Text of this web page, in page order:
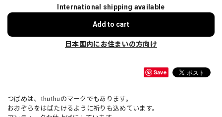
International shipping available
Add to cart
日本国内にお住まいの方向け
Save
つばめは、thuthuのマークでもあります。
おおぞらをはばたけるように祈りも込めています。